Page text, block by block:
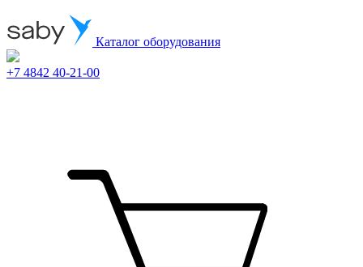
Каталог оборудования
+7 4842 40-21-00